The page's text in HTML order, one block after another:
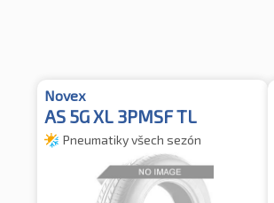
Novex
AS 5G XL 3PMSF TL
Pneumatiky všech sezón